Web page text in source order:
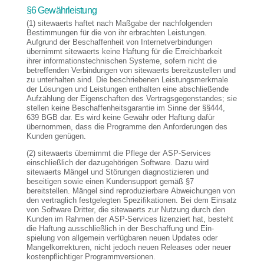
§6 Gewährleistung
(1) sitewaerts haftet nach Maßgabe der nachfolgenden
Bestimmungen für die von ihr erbrachten Leistungen.
Aufgrund der Beschaffenheit von Internetverbindungen
übernimmt sitewaerts keine Haftung für die Erreichbarkeit
ihrer informationstechnischen Systeme, sofern nicht die
betreffenden Verbindungen von sitewaerts bereitzustellen und
zu unterhalten sind. Die beschriebenen Leistungsmerkmale
der Lösungen und Leistungen enthalten eine abschließende
Aufzählung der Eigenschaften des Vertragsgegenstandes; sie
stellen keine Beschaffenheitsgarantie im Sinne der §§444,
639 BGB dar. Es wird keine Gewähr oder Haftung dafür
übernommen, dass die Programme den Anforderungen des
Kunden genügen.
(2) sitewaerts übernimmt die Pflege der ASP-Services
einschließlich der dazugehörigen Software. Dazu wird
sitewaerts Mängel und Störungen diagnostizieren und
beseitigen sowie einen Kundensupport gemäß §7
bereitstellen. Mängel sind reproduzierbare Abweichungen von
den vertraglich festgelegten Spezifikationen. Bei dem Einsatz
von Software Dritter, die sitewaerts zur Nutzung durch den
Kunden im Rahmen der ASP-Services lizenziert hat, besteht
die Haftung ausschließlich in der Beschaffung und Ein-
spielung von allgemein verfügbaren neuen Updates oder
Mangelkorrekturen, nicht jedoch neuen Releases oder neuer
kostenpflichtiger Programmversionen.